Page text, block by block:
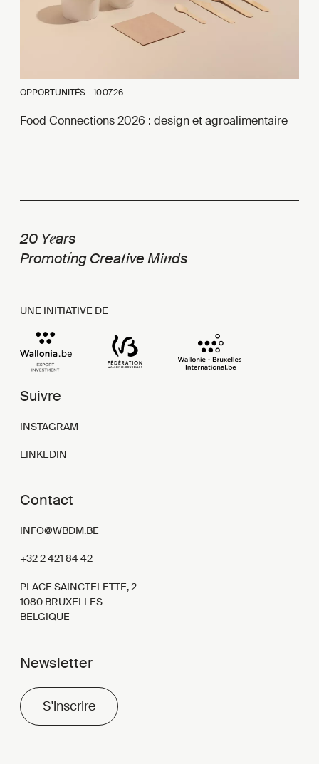
OPPORTUNITÉS -10.07.26
Food Connections 2026 : design et agroalimentaire
20 Years
Promoting Creative Minds
UNE INITIATIVE DE
Suivre
INSTAGRAM
LINKEDIN
Contact
INFO@WBDM.BE
+32 2 421 84 42
PLACE SAINCTELETTE, 2
1080 BRUXELLES
BELGIQUE
Newsletter
S'inscrire